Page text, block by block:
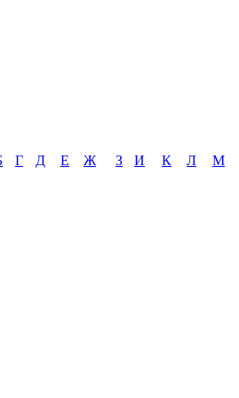
Г Д Е Ж З И К Л М